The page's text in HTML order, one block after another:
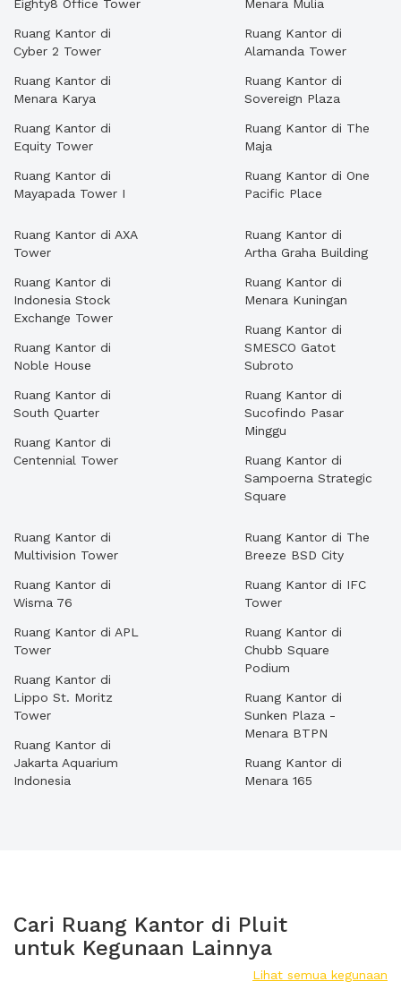
Eighty8 Office Tower
Ruang Kantor di
Cyber 2 Tower
Ruang Kantor di
Menara Karya
Ruang Kantor di
Equity Tower
Ruang Kantor di
Mayapada Tower I
Menara Mulia
Ruang Kantor di
Alamanda Tower
Ruang Kantor di
Sovereign Plaza
Ruang Kantor di The
Maja
Ruang Kantor di One
Pacific Place
Ruang Kantor di AXA
Tower
Ruang Kantor di
Indonesia Stock
Exchange Tower
Ruang Kantor di
Noble House
Ruang Kantor di
South Quarter
Ruang Kantor di
Centennial Tower
Ruang Kantor di
Artha Graha Building
Ruang Kantor di
Menara Kuningan
Ruang Kantor di
SMESCO Gatot
Subroto
Ruang Kantor di
Sucofindo Pasar
Minggu
Ruang Kantor di
Sampoerna Strategic
Square
Ruang Kantor di
Multivision Tower
Ruang Kantor di
Wisma 76
Ruang Kantor di APL
Tower
Ruang Kantor di
Lippo St. Moritz
Tower
Ruang Kantor di
Jakarta Aquarium
Indonesia
Ruang Kantor di The
Breeze BSD City
Ruang Kantor di IFC
Tower
Ruang Kantor di
Chubb Square
Podium
Ruang Kantor di
Sunken Plaza -
Menara BTPN
Ruang Kantor di
Menara 165
Cari Ruang Kantor di Pluit
untuk Kegunaan Lainnya
Lihat semua kegunaan